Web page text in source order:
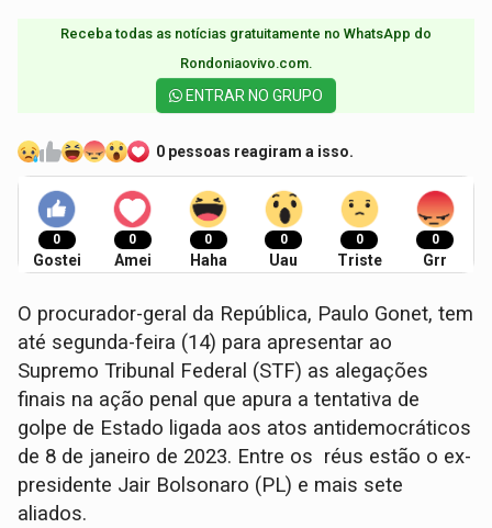
Receba todas as notícias gratuitamente no WhatsApp do
Rondoniaovivo.com.​
ENTRAR NO GRUPO
0 pessoas reagiram a isso.
0
Gostei
0
Amei
0
Haha
0
Uau
0
Triste
0
Grr
O procurador-geral da República, Paulo Gonet, tem
até segunda-feira (14) para apresentar ao
Supremo Tribunal Federal (STF) as alegações
finais na ação penal que apura a tentativa de
golpe de Estado ligada aos atos antidemocráticos
de 8 de janeiro de 2023. Entre os réus estão o ex-
presidente Jair Bolsonaro (PL) e mais sete
aliados.